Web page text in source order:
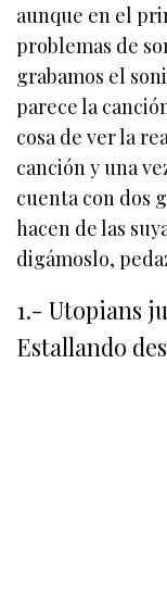
aunque en el
problemas de
grabamos el
parece la
cosa de ver la
canción y una
cuenta con dos
hacen de las
digámoslo,
1.- Utopians
Estallando